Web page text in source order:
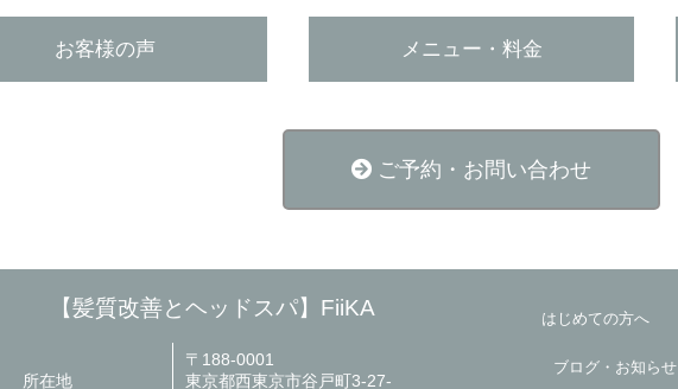
お客様の声 メニュー・料金
ご予約・お問い合わせ
【髪質改善とヘッドスパ】FiiKA
所在地
〒188-0001
東京都西東京市谷戸町3-27-
はじめての方へ
ブログ・お知らせ